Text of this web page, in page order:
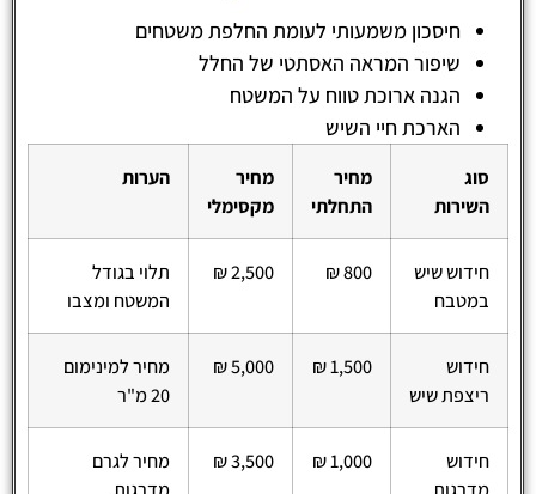
חיסכון משמעותי לעומת החלפת משטחים
שיפור המראה האסתטי של החלל
הגנה ארוכת טווח על המשטח
הארכת חיי השיש
סוג
השירות
מחיר
התחלתי
מחיר
מקסימלי
הערות
חידוש שיש
במטבח
800 ₪
2,500 ₪
תלוי בגודל
המשטח ומצבו
חידוש
ריצפת שיש
1,500 ₪
5,000 ₪
מחיר למינימום
20 מ"ר
חידוש
1,000 ₪
3,500 ₪
מחיר לגרם